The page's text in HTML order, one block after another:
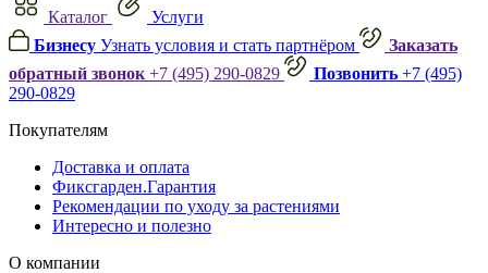
Каталог
Услуги
Бизнесу Узнать условия и стать партнёром
Заказать
обратный звонок +7 (495) 290-0829 Позвонить +7 (495)
290-0829
Покупателям
Доставка и оплата
Фиксгарден.Гарантия
Рекомендации по уходу за растениями
Интересно и полезно
О компании